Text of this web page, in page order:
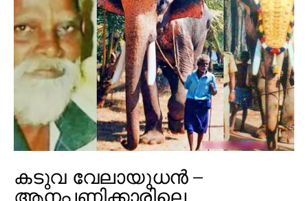
കടുവ വേലായുധൻ –
ആനപ്പണിക്കാരിലെ